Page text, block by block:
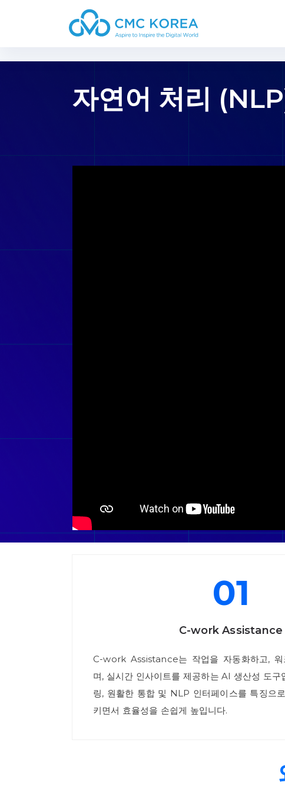
Paste this code immediately after the opening tag:
자연어 처리
01
C-work Assistance
C-work Assistance는 작업을 자동화하고, 워
며, 실시간 인사이트를 제공하는 AI 생산성 도구
링, 원활한 통합 및 NLP 인터페이스를 특징으
키면서 효율성을 손쉽게 높입니다.